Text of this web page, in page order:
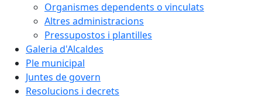
Organismes dependents o vinculats
Altres administracions
Pressupostos i plantilles
Galeria d'Alcaldes
Ple municipal
Juntes de govern
Resolucions i decrets